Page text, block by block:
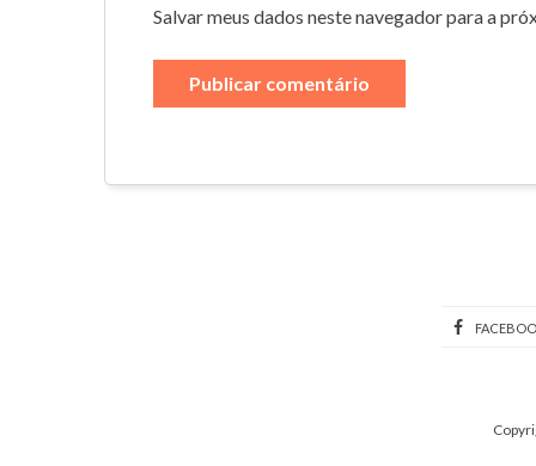
Salvar meus dados neste navegador para a